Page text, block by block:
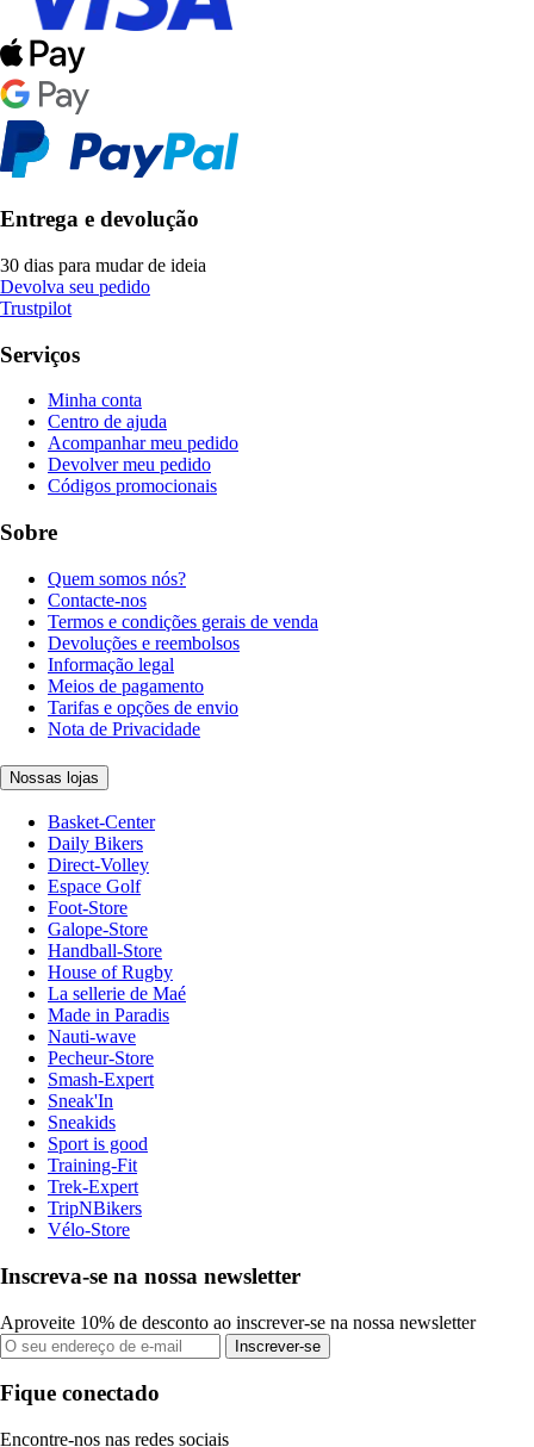
Entrega e devolução
30 dias para mudar de ideia
Devolva seu pedido
Trustpilot
Serviços
Minha conta
Centro de ajuda
Acompanhar meu pedido
Devolver meu pedido
Códigos promocionais
Sobre
Quem somos nós?
Contacte-nos
Termos e condições gerais de venda
Devoluções e reembolsos
Informação legal
Meios de pagamento
Tarifas e opções de envio
Nota de Privacidade
Nossas lojas
Basket-Center
Daily Bikers
Direct-Volley
Espace Golf
Foot-Store
Galope-Store
Handball-Store
House of Rugby
La sellerie de Maé
Made in Paradis
Nauti-wave
Pecheur-Store
Smash-Expert
Sneak'In
Sneakids
Sport is good
Training-Fit
Trek-Expert
TripNBikers
Vélo-Store
Inscreva-se na nossa newsletter
Aproveite 10% de desconto ao inscrever-se na nossa newsletter
Inscrever-se
Fique conectado
Encontre-nos nas redes sociais